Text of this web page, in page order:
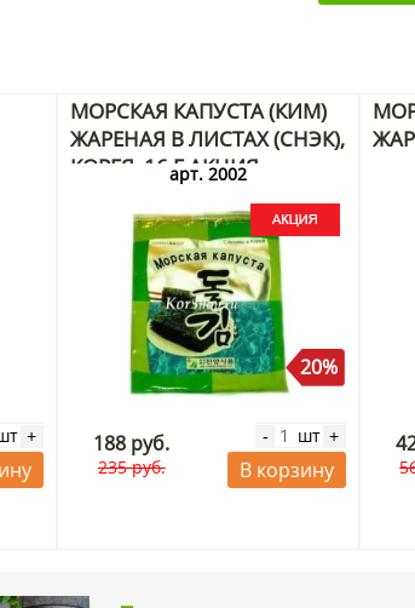
+
МОРСКАЯ КАПУСТА (КИМ)
ЖАРЕНАЯ В ЛИСТАХ (СНЭК),
КОРЕЯ, 16 Г АКЦИЯ
арт. 2002
20%
188 руб.
235 руб.
- шт +
В корзину